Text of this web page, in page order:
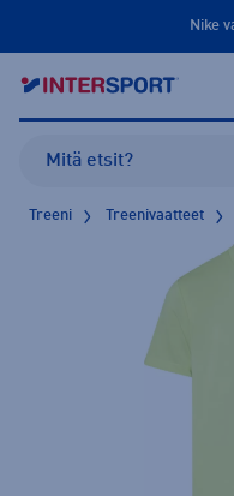
Nike
Treeni Treenivaatteet